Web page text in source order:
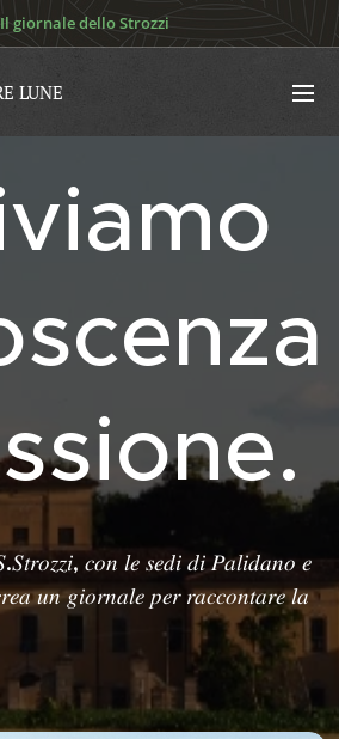
Il giornale dello Strozzi
LUNE
𝑐𝑜𝑛 𝑙𝑒 𝑠𝑒𝑑𝑖 𝑑𝑖 𝑃𝑎𝑙𝑖𝑑𝑎𝑛𝑜 𝑒
𝑢𝑛 𝑔𝑖𝑜𝑟𝑛𝑎𝑙𝑒 𝑝𝑒𝑟 𝑟𝑎𝑐𝑐𝑜𝑛𝑡𝑎𝑟𝑒 𝑙𝑎